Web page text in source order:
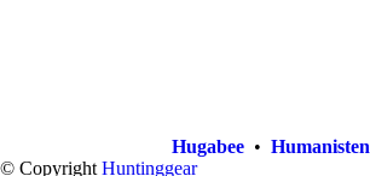
Hugabee• Humanisten
© Copyright Huntinggear